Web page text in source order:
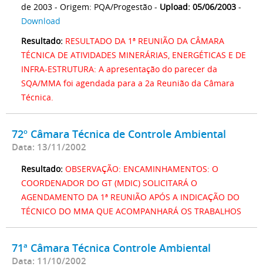
de 2003 - Origem: PQA/Progestão - Upload: 05/06/2003 -
Download
Resultado: RESULTADO DA 1ª REUNIÃO DA CÂMARA
TÉCNICA DE ATIVIDADES MINERÁRIAS, ENERGÉTICAS E DE
INFRA-ESTRUTURA: A apresentação do parecer da
SQA/MMA foi agendada para a 2a Reunião da Câmara
Técnica.
72º Câmara Técnica de Controle Ambiental
Data: 13/11/2002
Resultado: OBSERVAÇÃO: ENCAMINHAMENTOS: O
COORDENADOR DO GT (MDIC) SOLICITARÁ O
AGENDAMENTO DA 1ª REUNIÃO APÓS A INDICAÇÃO DO
TÉCNICO DO MMA QUE ACOMPANHARÁ OS TRABALHOS
71ª Câmara Técnica Controle Ambiental
Data: 11/10/2002